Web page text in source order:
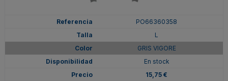
PO66360358
L
GRIS VIGORE
En stock
15,75 €